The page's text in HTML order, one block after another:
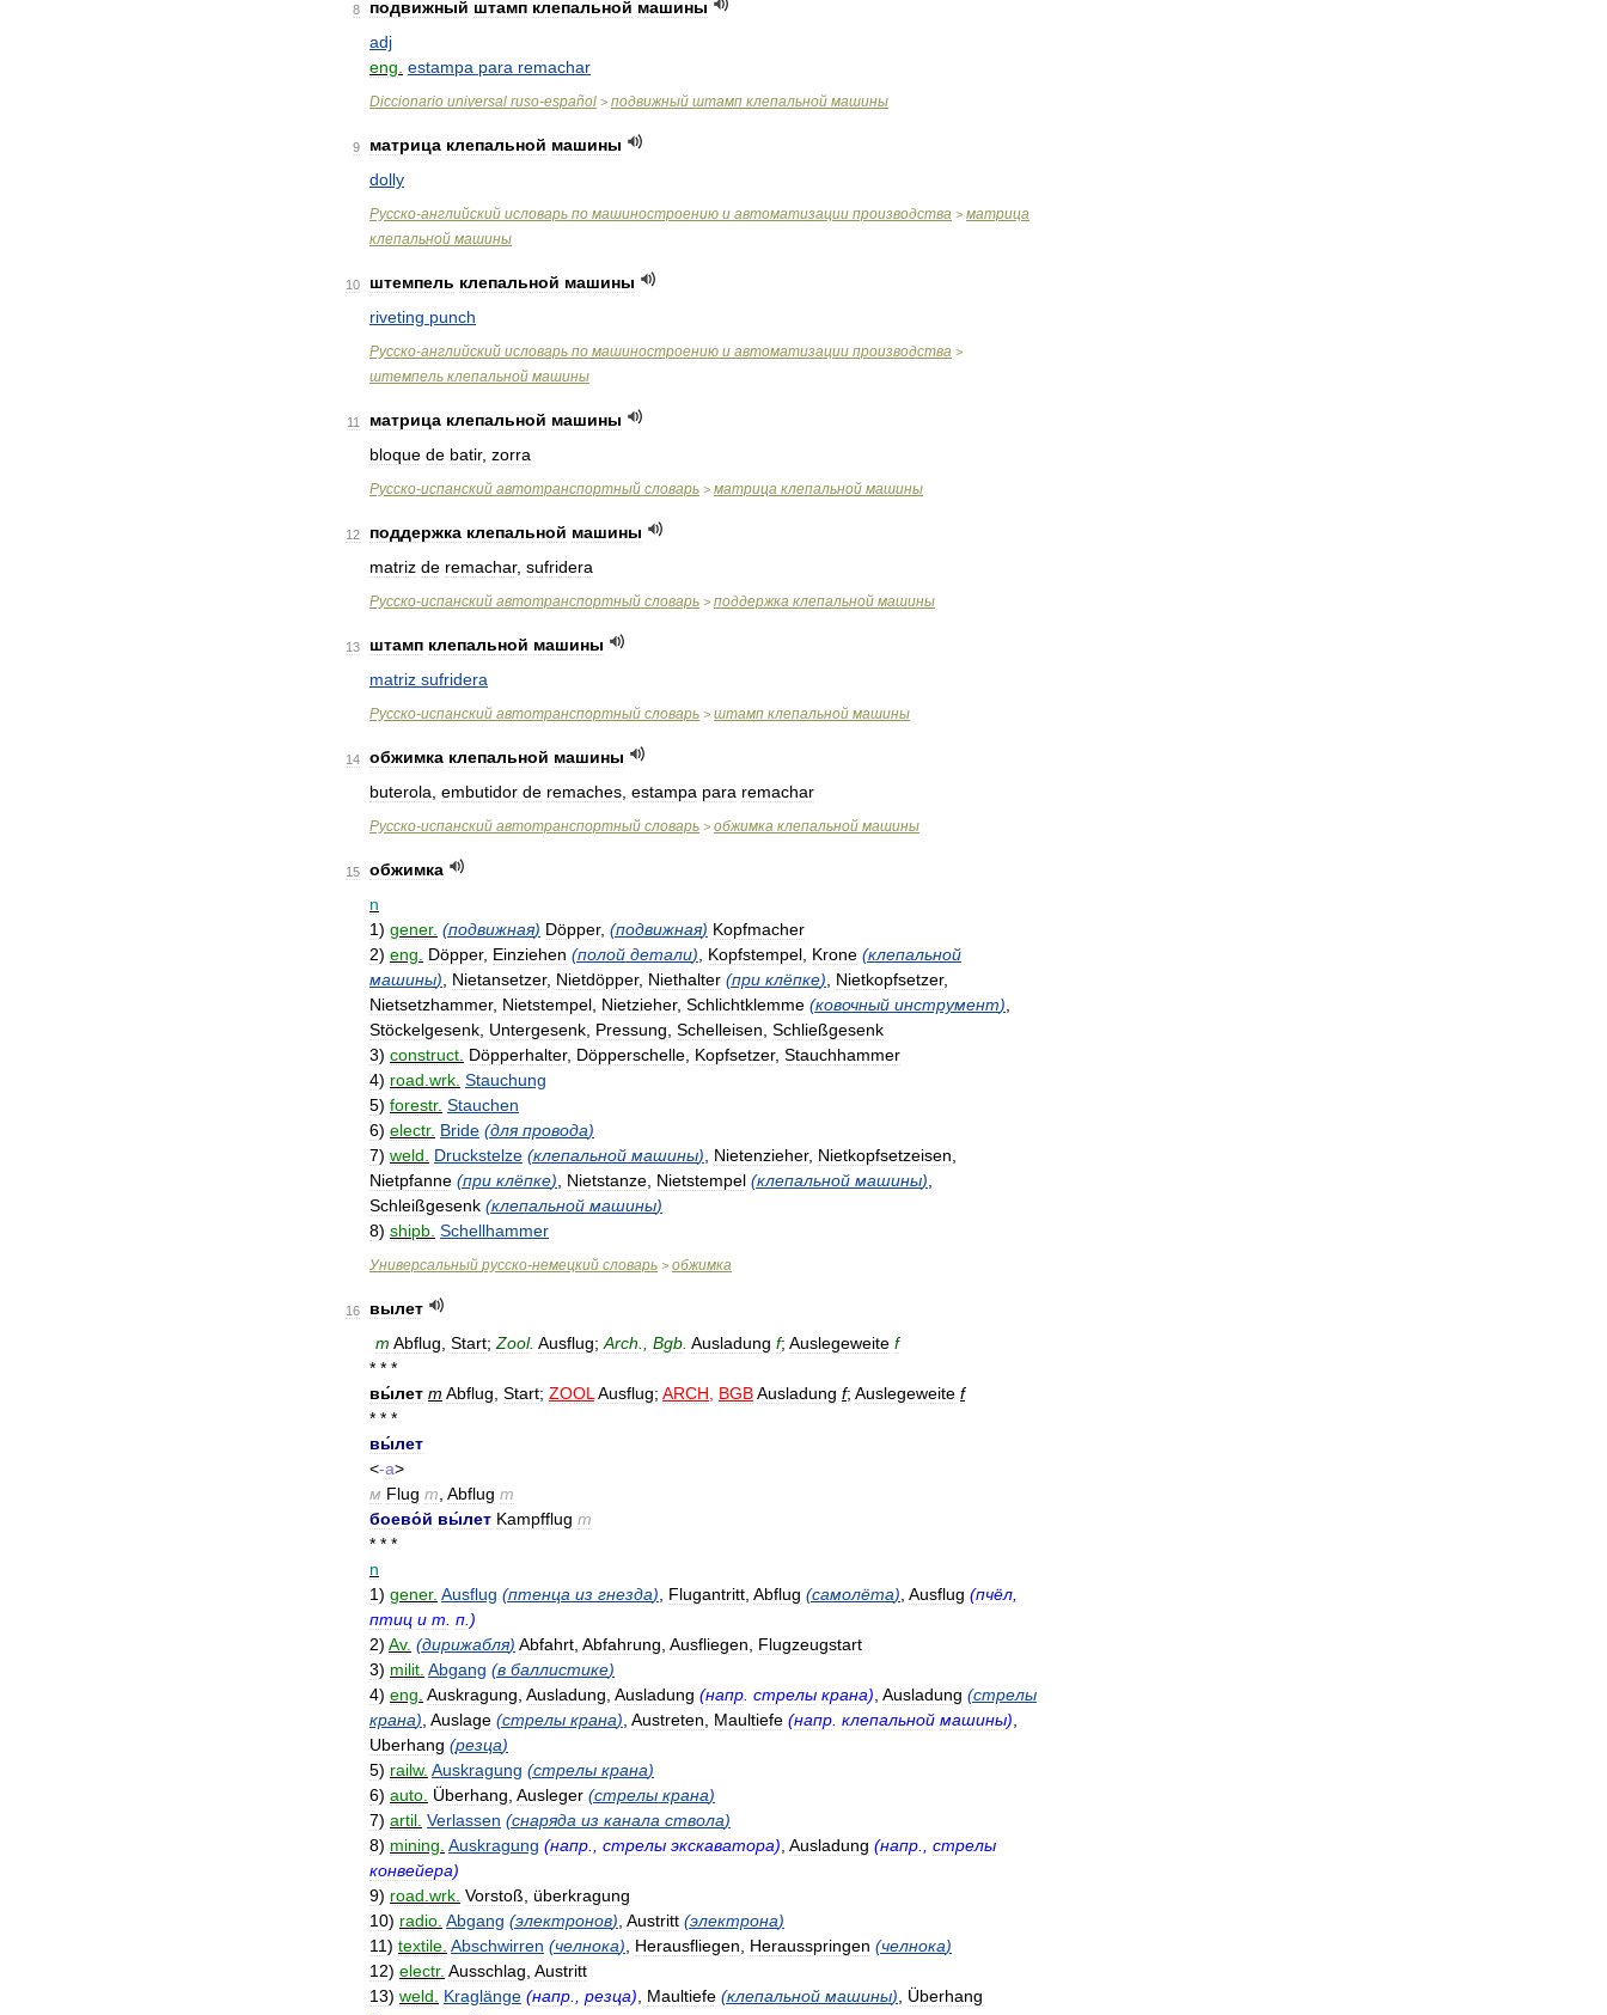
8 подвижный штамп клепальной машины
adj
eng estampa para remachar
Diccionario universal ruso-español > подвижный штамп клепальной машины
9 матрица клепальной машины
dolly
Русско-английский исловарь по машиностроению и автоматизации производства > матрица
клепальной машины
10 штемпель клепальной машины
riveting punch
Русско-английский исловарь по машиностроению и автоматизации производства >
штемпель клепальной машины
11 матрица клепальной машины
bloque de batir, zorra
Русско-испанский автотранспортный словарь > матрица клепальной машины
12 поддержка клепальной машины
matriz de remachar, sufridera
Русско-испанский автотранспортный словарь > поддержка клепальной машины
13 штамп клепальной машины
matriz sufridera
Русско-испанский автотранспортный словарь > штамп клепальной машины
14 обжимка клепальной машины
buterola embutidor de remaches estampa para remachar
Русско-испанский автотранспортный словарь > обжимка клепальной машины
15
обжимка
n
1) gener. (подвижная) Döpper, (подвижная) Kopfmacher
2) eng Döpper, Einziehen (полой детали) Kopfstempel Krone (клепальной
машины) Nietansetzer, Nietdöpper, Niethalter (при клёпке) Nietkopfsetzer,
Nietsetzhammer, Nietstempel Nietzieher, Schlichtklemme (ковочный инструмент)
Stöckelgesenk Untergesenk Pressung Schelleisen Schließgesenk
3) construct Döpperhalter, Döpperschelle Kopfsetzer, Stauchhammer
4) road wrk Stauchung
5) forestr. Stauchen
6) electr. Bride (для провода)
7) weld Druckstelze (клепальной машины) Nietenzieher, Nietkopfsetzeisen
Nietpfanne (при клёпке) Nietstanze Nietstempel (клепальной машины)
Schleißgesenk (клепальной машины)
8) shipb Schellhammer
Универсальный русско-немецкий словарь > обжимка
16
вылет
m Abflug Start; Zool. Ausflug; Arch Bgb Ausladung f; Auslegeweite f
* * *
вы́лет m Abflug Start; ZOOL Ausflug; ARCH BGBAusladung f; Auslegeweite f
* * *
вы́лет
<-а>
м Flug m Abflug m
боево́й вы́лет Kampfflug m
* * *
n
1) gener. Ausflug (птенца из гнезда) Flugantritt Abflug (самолёта) Ausflug (пчёл
птиц и т п .)
2) Av. (дирижабля) Abfahrt Abfahrung Ausfliegen
Flugzeugstart
3) milit Abgang (в баллистике)
4) eng Auskragung Ausladung Ausladung (напр стрелы крана) Ausladung (стрелы
крана) Auslage (стрелы крана) Austreten Maultiefe (напр клепальной машины)
Uberhang (резца)
5) railw. Auskragung (стрелы крана)
6) auto Überhang Ausleger (стрелы крана)
7) artil Verlassen (снаряда из канала ствола)
8) mining Auskragung (напр стрелы экскаватора) Ausladung (напр
стрелы
конвейера)
9) road wrk Vorstoß
überkragung
10) radio Abgang (электронов) Austritt (электрона)
11) textile Abschwirren (челнока) Herausfliegen Herausspringen (челнока)
12) electr. Ausschlag Austritt
13) weld Kraglänge (напр резца) Maultiefe (клепальной машины)
Überhang